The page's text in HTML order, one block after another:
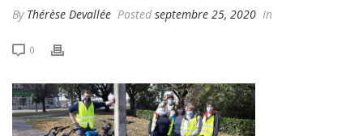
By Thérèse Devallée Posted septembre 25, 2020 In
0